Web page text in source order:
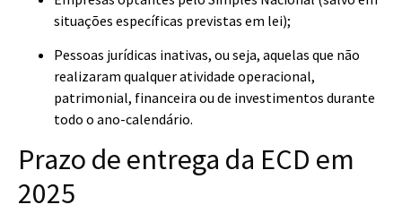
situações específicas previstas em lei);
Pessoas jurídicas inativas, ou seja, aquelas que não
realizaram qualquer atividade operacional,
patrimonial, financeira ou de investimentos durante
todo o ano-calendário.
Prazo de entrega da ECD em
2025